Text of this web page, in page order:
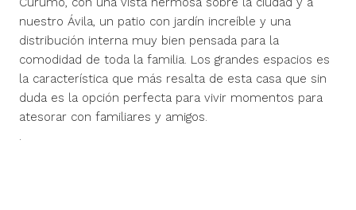
nuestro Ávila, un patio con jardín increíble y una
distribución interna muy bien pensada para la
comodidad de toda la familia. Los grandes espacios es
la característica que más resalta de esta casa que sin
duda es la opción perfecta para vivir momentos para
atesorar con familiares y amigos.
.